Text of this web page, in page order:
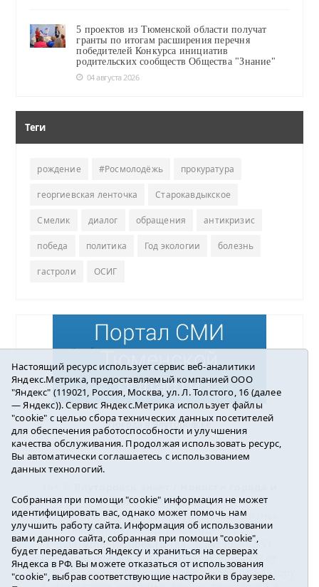
5 проектов из Тюменской области получат
гранты по итогам расширения перечня
победителей Конкурса инициатив
родительских сообществ Общества "Знание"
04 августа 2026
Теги
рождение #Росмолодёжь прокуратура
георгиевская ленточка Старокавдыкское
Смелик диалог обращения антикризис
победа политика Год экологии болезнь
гастроли ОСИГ
Погода в Ялуторовске
района2016-2023
Учредитель: АНО «ИИЦ « Ялуторовская жизнь».
Главный редактор: Вешкурцева С.П.
E-mail:yznaet@inbox.ruТел.: 8(34535)2-02-51
Регистрационный номер ЭЛ № ФС 77-64937 от
24.02.2016г. выдан Федеральной службой по надзору
Настоящий ресурс использует сервис веб-аналитики
Яндекс.Метрика, предоставляемый компанией ООО
"Яндекс" (119021, Россия, Москва, ул. Л. Толстого, 16 (далее
— Яндекс)). Сервис Яндекс.Метрика использует файлы
"cookie" с целью сбора технических данных посетителей
для обеспечения работоспособности и улучшения
качества обслуживания. Продолжая использовать ресурс,
Вы автоматически соглашаетесь с использованием
данных технологий.
Собранная при помощи "cookie" информация не может
идентифицировать вас, однако может помочь нам
улучшить работу сайта. Информация об использовании
вами данного сайта, собранная при помощи "cookie",
будет передаваться Яндексу и храниться на серверах
Яндекса в РФ. Вы можете отказаться от использования
"cookie", выбрав соответствующие настройки в браузере.